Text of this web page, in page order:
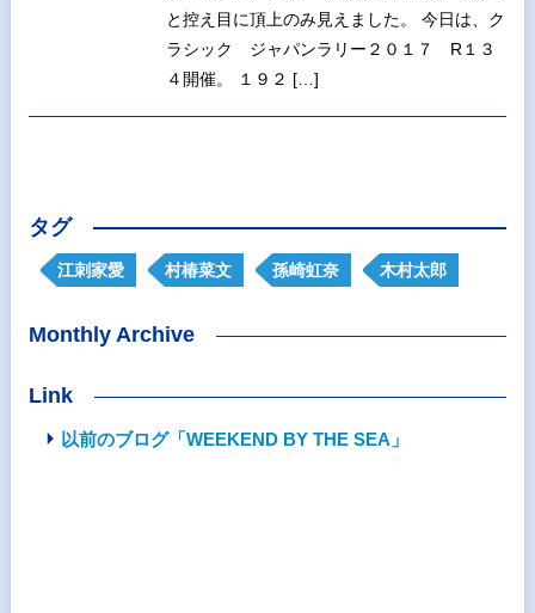
と控え目に頂上のみ見えました。 今日は、ク
ラシック ジャパンラリー２０１７ R１３
４開催。 １９２ […]
タグ
江刺家愛 村椿菜文 孫崎虹奈 木村太郎
Monthly Archive
Link
以前のブログ「WEEKEND BY THE SEA」